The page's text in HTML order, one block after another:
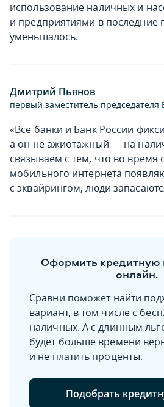
использование наличных и
и предприятиями в последние
уменьшалось.
Дмитрий Пьянов
первый заместитель председателя
«Все банки и Банк России
а он не ажиотажный — на
связываем с тем, что во время
мобильного интернета
с эквайрингом, люди
Оформить кредитную
онлайн.
Сравни поможет найти
вариант, в том числе с
наличных. А с длинным
будет больше времени
и не платить проценты.
Подобрать